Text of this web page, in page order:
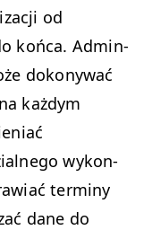
od
koń­ca. Admin­
dokony­wać
każdym
wykon­
ter­miny
dane do